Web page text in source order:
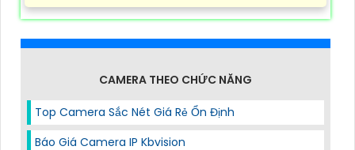
CAMERA THEO CHỨC NĂNG
Top Camera Sắc Nét Giá Rẻ Ổn Định
Báo Giá Camera IP Kbvision